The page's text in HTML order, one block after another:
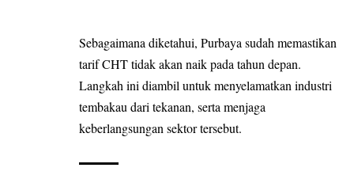
Sebagaimana diketahui, Purbaya sudah memastikan
tarif CHT tidak akan naik pada tahun depan.
Langkah ini diambil untuk menyelamatkan industri
tembakau dari tekanan, serta menjaga
keberlangsungan sektor tersebut.